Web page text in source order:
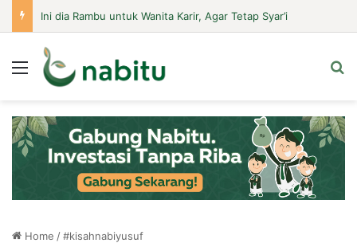
Ini dia Rambu untuk Wanita Karir, Agar Tetap Syar’i
Menu
Home /#kisahnabiyusuf